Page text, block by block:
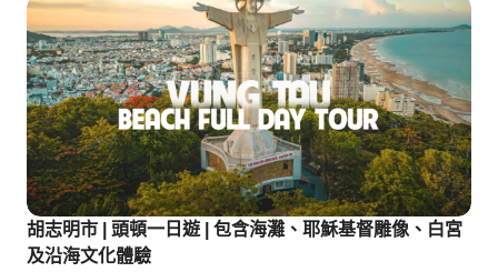
胡志明市 | 頭頓一日遊 | 包含海灘、耶穌基督雕像、白宮
及沿海文化​​體驗